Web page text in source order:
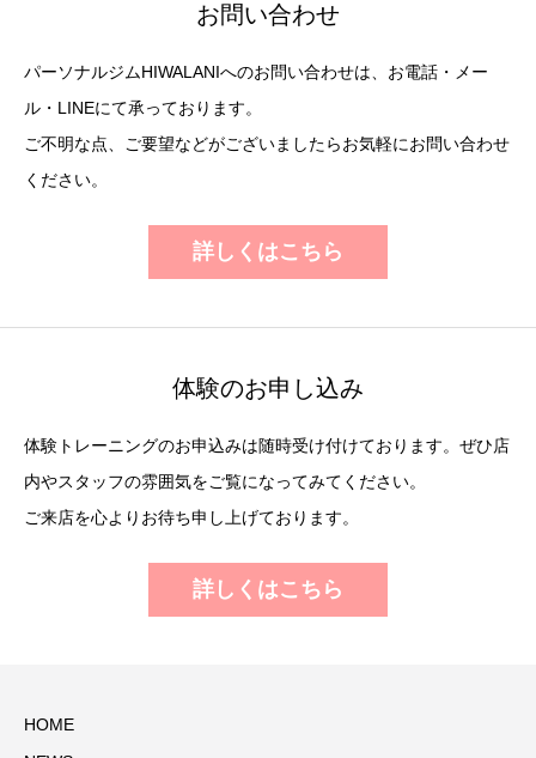
お問い合わせ
パーソナルジムHIWALANIへのお問い合わせは、お電話・メー
ル・LINEにて承っております。
ご不明な点、ご要望などがございましたらお気軽にお問い合わせ
ください。
詳しくはこちら
体験のお申し込み
体験トレーニングのお申込みは随時受け付けております。ぜひ店
内やスタッフの雰囲気をご覧になってみてください。
ご来店を心よりお待ち申し上げております。
詳しくはこちら
HOME